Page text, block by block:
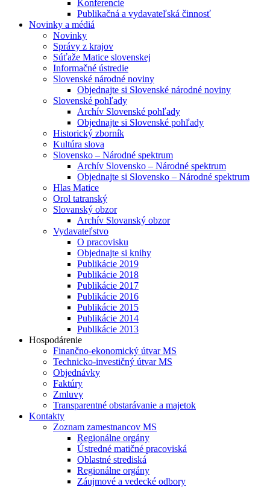
Konferencie
Publikačná a vydavateľská činnosť
Novinky a médiá
Novinky
Správy z krajov
Súťaže Matice slovenskej
Informačné ústredie
Slovenské národné noviny
Objednajte si Slovenské národné noviny
Slovenské pohľady
Archív Slovenské pohľady
Objednajte si Slovenské pohľady
Historický zborník
Kultúra slova
Slovensko – Národné spektrum
Archív Slovensko – Národné spektrum
Objednajte si Slovensko – Národné spektrum
Hlas Matice
Orol tatranský
Slovanský obzor
Archív Slovanský obzor
Vydavateľstvo
O pracovisku
Objednajte si knihy
Publikácie 2019
Publikácie 2018
Publikácie 2017
Publikácie 2016
Publikácie 2015
Publikácie 2014
Publikácie 2013
Hospodárenie
Finančno-ekonomický útvar MS
Technicko-investičný útvar MS
Objednávky
Faktúry
Zmluvy
Transparentné obstarávanie a majetok
Kontakty
Zoznam zamestnancov MS
Regionálne orgány
Ústredné matičné pracoviská
Oblastné strediská
Regionálne orgány
Záujmové a vedecké odbory